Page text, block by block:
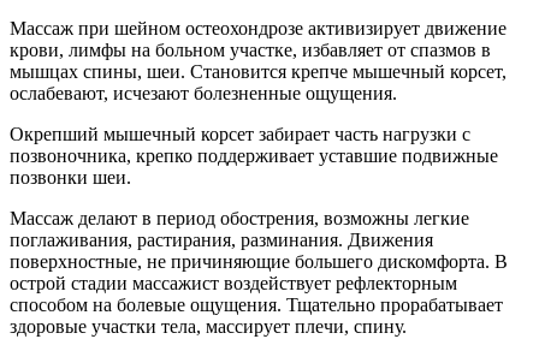
Массаж при шейном остеохондрозе активизирует движение
крови, лимфы на больном участке, избавляет от спазмов в
мышцах спины, шеи. Становится крепче мышечный корсет,
ослабевают, исчезают болезненные ощущения.
Окрепший мышечный корсет забирает часть нагрузки с
позвоночника, крепко поддерживает уставшие подвижные
позвонки шеи.
Массаж делают в период обострения, возможны легкие
поглаживания, растирания, разминания. Движения
поверхностные, не причиняющие большего дискомфорта. В
острой стадии массажист воздействует рефлекторным
способом на болевые ощущения. Тщательно прорабатывает
здоровые участки тела, массирует плечи, спину.